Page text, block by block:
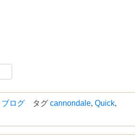
ブログ タグ cannondale, Quick,